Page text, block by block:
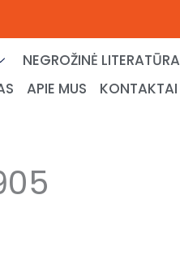
NEGROŽINĖ LITERATŪRA
APIE MUS KONTAKTAI